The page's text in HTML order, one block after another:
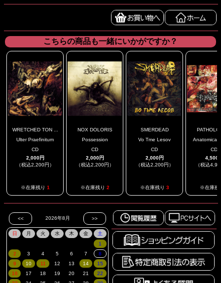
こちらの商品も一緒にいかがですか？
WRETCHED TON ...
Ulter Praefinitum
CD
2,000円
（税込2,200円）
※在庫残り 1
NOX DOLORIS
Possession
CD
2,000円
（税込2,200円）
※在庫残り 2
SMERDEAD
Vo Tme Lesov
CD
2,000円
（税込2,200円）
※在庫残り 3
CD
4,500
（税込
※在庫残